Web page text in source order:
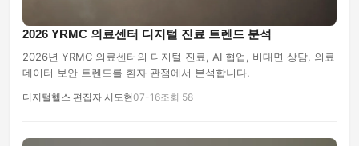
2026 YRMC 의료센터 디지털 진료 트렌드 분석
2026년 YRMC 의료센터의 디지털 진료, AI 협업, 비대면 상담, 의료
데이터 보안 트렌드를 환자 관점에서 분석합니다.
디지털헬스 편집자 서도현07-16조회 58